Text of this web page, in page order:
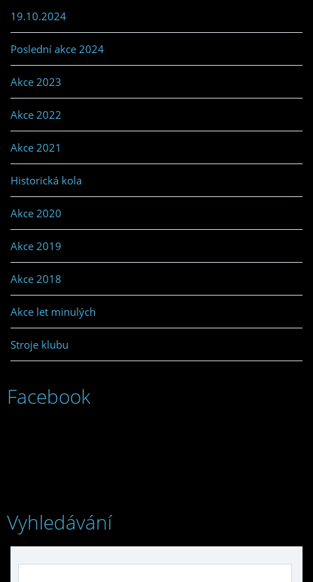
19.10.2024
Poslední akce 2024
Akce 2023
Akce 2022
Akce 2021
Historická kola
Akce 2020
Akce 2019
Akce 2018
Akce let minulých
Stroje klubu
Facebook
Vyhledávání